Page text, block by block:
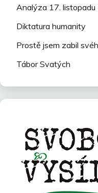
Analýza 17.
Diktatura humanity
Prostě jsem zabil
Tábor Svatých